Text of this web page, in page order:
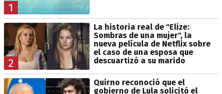
1
2
La historia real de "Elize:
Sombras de una mujer", la
nueva película de Netflix sobre
el caso de una esposa que
descuartizó a su marido
Quirno reconoció que el
gobierno de Lula solicitó el